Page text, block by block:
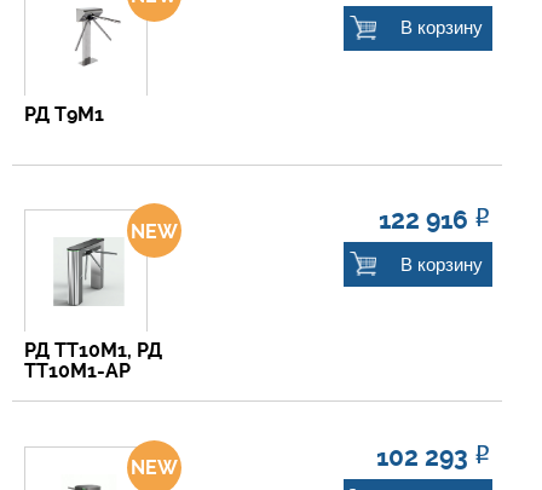
РД Т9М1
В корзину
РД ТТ10М1, РД
ТТ10М1-АР
122 916 Р
В корзину
102 293 Р